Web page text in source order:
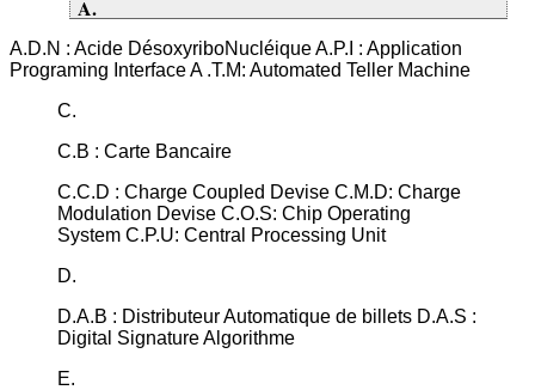
A.
A.D.N : Acide DésoxyriboNucléique A.P.I : Application
Programing Interface A .T.M: Automated Teller Machine
C.
C.B : Carte Bancaire
C.C.D : Charge Coupled Devise C.M.D: Charge
Modulation Devise C.O.S: Chip Operating
System C.P.U: Central Processing Unit
D.
D.A.B : Distributeur Automatique de billets D.A.S :
Digital Signature Algorithme
E.